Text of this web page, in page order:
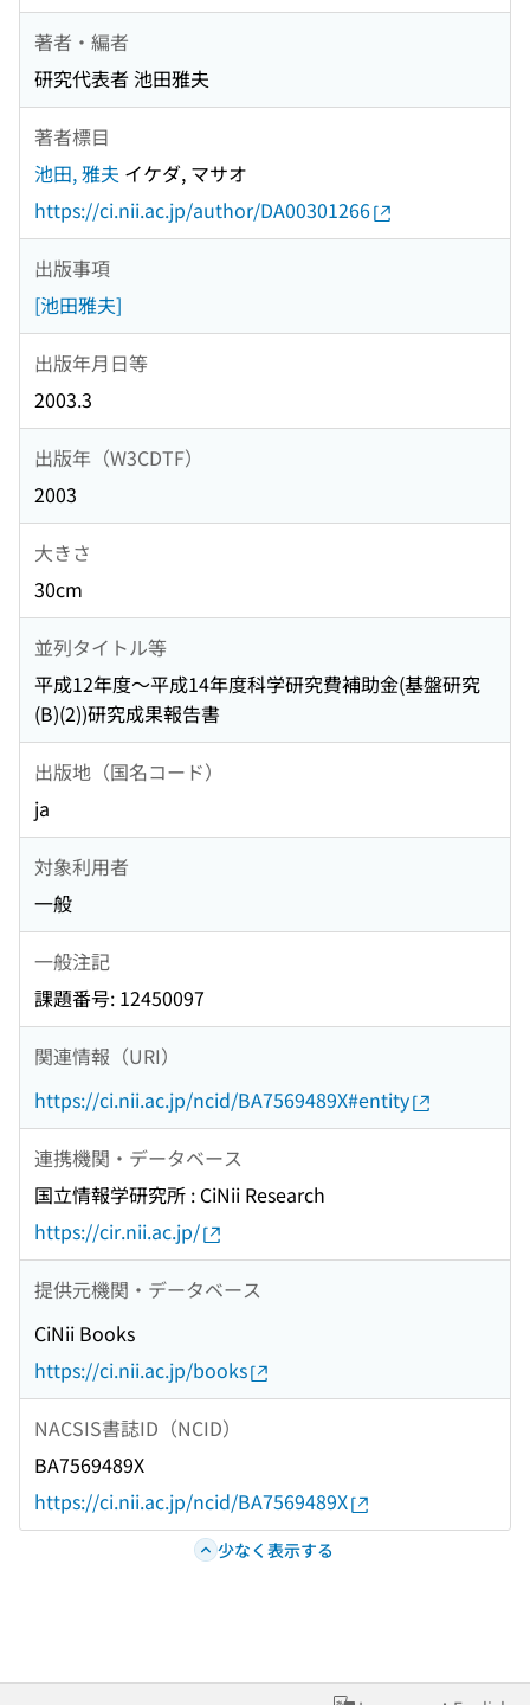
著者・編者
研究代表者 池田雅夫
著者標目
池田, 雅夫 イケダ, マサオ
https://ci.nii.ac.jp/author/DA00301266
出版事項
[池田雅夫]
出版年月日等
2003.3
出版年（W3CDTF）
2003
大きさ
30cm
並列タイトル等
平成12年度〜平成14年度科学研究費補助金(基盤研究
(B)(2))研究成果報告書
出版地（国名コード）
ja
対象利用者
一般
一般注記
課題番号: 12450097
関連情報（URI）
https://ci.nii.ac.jp/ncid/BA7569489X#entity
連携機関・データベース
国立情報学研究所 : CiNii Research
https://cir.nii.ac.jp/
提供元機関・データベース
CiNii Books
https://ci.nii.ac.jp/books
NACSIS書誌ID（NCID）
BA7569489X
https://ci.nii.ac.jp/ncid/BA7569489X
少なく表示する